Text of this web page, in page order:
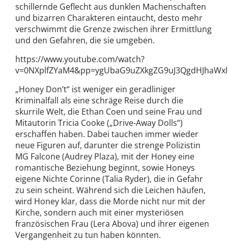
schillernde Geflecht aus dunklen Machenschaften
und bizarren Charakteren eintaucht, desto mehr
verschwimmt die Grenze zwischen ihrer Ermittlung
und den Gefahren, die sie umgeben.
https://www.youtube.com/watch?
„Honey Don’t“ ist weniger ein geradliniger
Kriminalfall als eine schräge Reise durch die
skurrile Welt, die Ethan Coen und seine Frau und
Mitautorin Tricia Cooke („Drive-Away Dolls“)
erschaffen haben. Dabei tauchen immer wieder
neue Figuren auf, darunter die strenge Polizistin
MG Falcone (Audrey Plaza), mit der Honey eine
romantische Beziehung beginnt, sowie Honeys
eigene Nichte Corinne (Talia Ryder), die in Gefahr
zu sein scheint. Während sich die Leichen häufen,
wird Honey klar, dass die Morde nicht nur mit der
Kirche, sondern auch mit einer mysteriösen
französischen Frau (Lera Abova) und ihrer eigenen
Vergangenheit zu tun haben könnten.